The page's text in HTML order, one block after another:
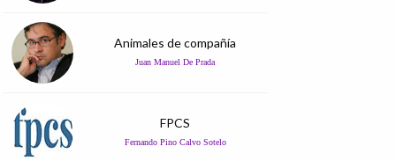
Animales de compañía
Juan Manuel De Prada
FPCS
Fernando Pino Calvo Sotelo